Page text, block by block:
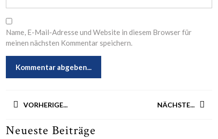
Name, E-Mail-Adresse und Website in diesem Browser für
meinen nächsten Kommentar speichern.
VORHERIGE...
Previous
NÄCHSTE...
Neueste Beiträge